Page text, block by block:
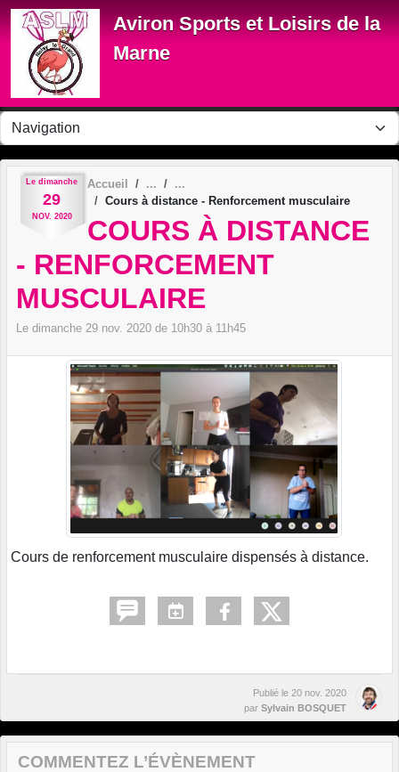
Aviron Sports et Loisirs de la
Marne
Le dimanche
29
NOV. 2020
Accueil
Cours à distance - Renforcement musculaire
COURS À DISTANCE
- RENFORCEMENT
MUSCULAIRE
Le dimanche 29 nov. 2020 de 10h30 à 11h45
Cours de renforcement musculaire dispensés à distance.
Publié le 20 nov. 2020
par Sylvain BOSQUET
COMMENTEZ L’ÉVÈNEMENT
Panneau de gestion des cookies